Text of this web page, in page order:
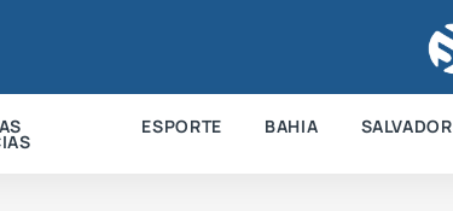
ESPORTE BAHIA SALVADOR